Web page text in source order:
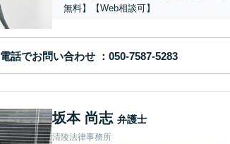
無料】【Web相談可】
電話でお問い合わせ
坂本 尚志 弁護士
清陵法律事務所